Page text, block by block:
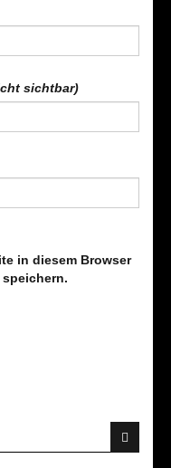
sichtbar)
in diesem Browser